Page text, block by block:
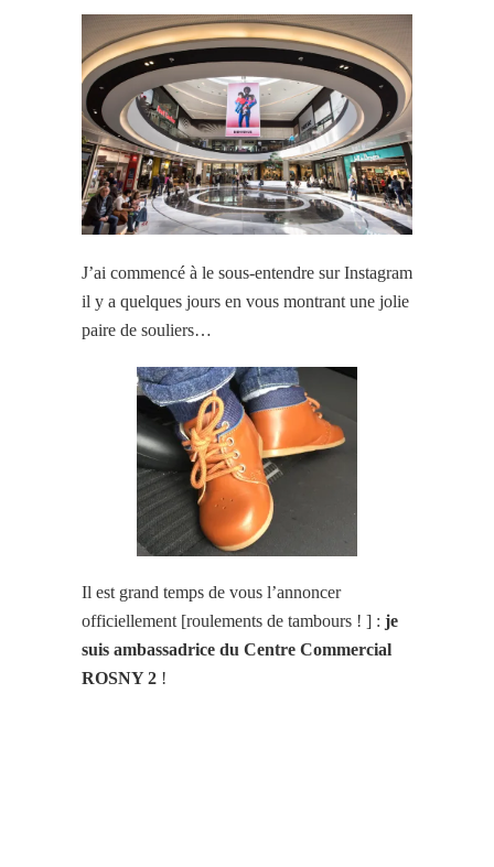
J’ai commencé à le sous-entendre sur Instagram
il y a quelques jours en vous montrant une jolie
paire de souliers…
Il est grand temps de vous l’annoncer
officiellement [roulements de tambours ! ] : je
suis ambassadrice du Centre Commercial
ROSNY 2 !